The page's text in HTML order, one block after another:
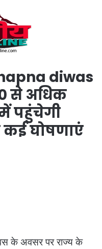
diwas
से अधिक
पहुंचेगी
घोषणाएं
के अवसर पर राज्य के